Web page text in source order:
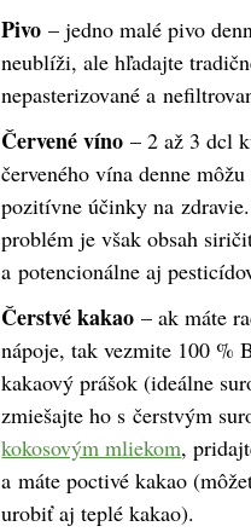
Pivo – jedno malé pivo
neublíži, ale hľadajte
nepasterizované a
Červené víno – 2 až 3 dcl
červeného vína denne
pozitívne účinky na
problém je však obsah
a potencionálne aj
Čerstvé kakao – ak máte
nápoje, tak vezmite 100 %
kakaový prášok (ideálne
zmiešajte ho s čerstvým
kokosovým mliekom,
a máte poctivé kakao
urobiť aj teplé kakao).